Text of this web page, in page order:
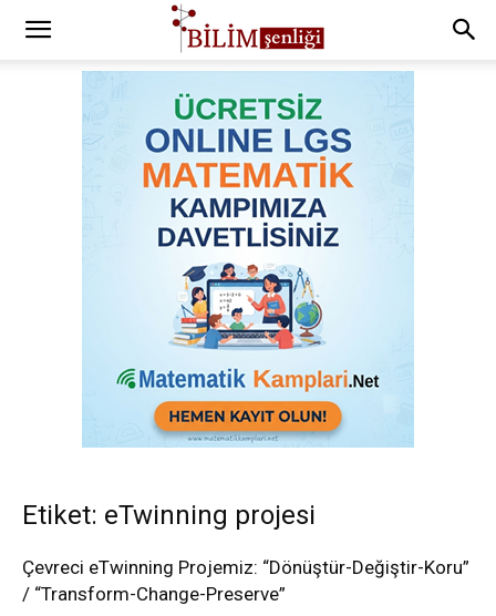
Etiket: eTwinning projesi
Çevreci eTwinning Projemiz: “Dönüştür-Değiştir-Koru”
/ “Transform-Change-Preserve”